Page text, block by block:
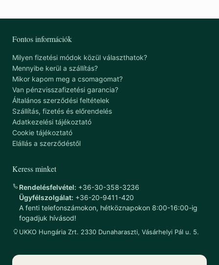
Fontos információk
Milyen fizetési módok közül választhatok?
Mennyibe kerül a szállítás?
Mikor kapom meg a csomagomat?
Van pénzvisszafizetési garancia?
Általános szerződési feltételek
Szállítás, fizetés és előrendelés
Adatkezelési tájékoztató
Cookie tájékoztató
Elállás a szerződéstől
Keress minket
Rendelésfelvétel: +36-30-358-3236
Ügyfélszolgálat: +36-20-9411-420
A fenti telefonszámokon, hétköznapokon 8:00-16:00-ig
fogadjuk hívásod!
UKKO Hungária Zrt. 2330 Dunaharaszti, Vásárhelyi Pál u. 5.